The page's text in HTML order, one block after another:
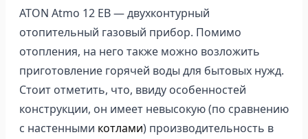
ATON Atmo 12 ЕВ — двухконтурный
отопительный газовый прибор. Помимо
отопления, на него также можно возложить
приготовление горячей воды для бытовых нужд.
Стоит отметить, что, ввиду особенностей
конструкции, он имеет невысокую (по сравнению
с настенными котлами) производительность в